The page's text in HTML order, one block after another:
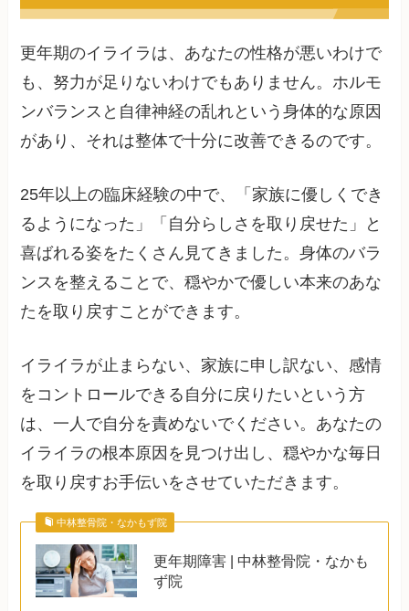
更年期のイライラは、あなたの性格が悪いわけで
も、努力が足りないわけでもありません。ホルモ
ンバランスと自律神経の乱れという身体的な原因
があり、それは整体で十分に改善できるのです。
25年以上の臨床経験の中で、「家族に優しくでき
るようになった」「自分らしさを取り戻せた」と
喜ばれる姿をたくさん見てきました。身体のバラ
ンスを整えることで、穏やかで優しい本来のあな
たを取り戻すことができます。
イライラが止まらない、家族に申し訳ない、感情
をコントロールできる自分に戻りたいという方
は、一人で自分を責めないでください。あなたの
イライラの根本原因を見つけ出し、穏やかな毎日
を取り戻すお手伝いをさせていただきます。
中林整骨院・なかもず院
更年期障害 | 中林整骨院・なかも
ず院